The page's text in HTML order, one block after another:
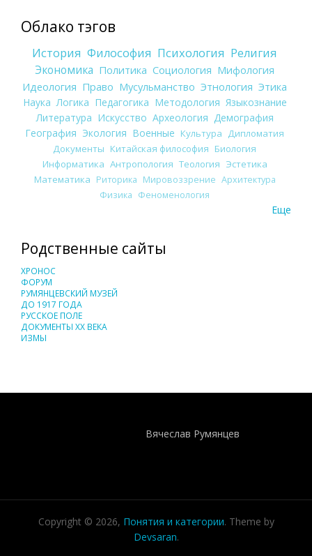
Облако тэгов
История Философия Психология Религия
Экономика Политика Социология Мифология
Идеология Право Мусульманство Этнология Этика
Наука Логика Педагогика Методология Языкознание
Литература Искусство Археология Демография
География Экология Военные Культура
Дипломатия
Документы Китайская философия Биология
Информатика Антропология Теология Эстетика
Математика Риторика Мировоззрение Архитектура
Физика Феноменология
Еще
Родственные сайты
ХРОНОС
ФОРУМ
РУМЯНЦЕВСКИЙ МУЗЕЙ
ДО 1917 ГОДА
РУССКОЕ ПОЛЕ
ДОКУМЕНТЫ XX ВЕКА
ИЗМЫ
Вячеслав Румянцев
Copyright © 2026, Понятия и категории. Theme by
Devsaran.